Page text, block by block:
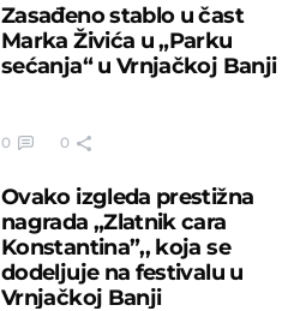
Zasađeno stablo u čast
Marka Živića u „Parku
sećanja“ u Vrnjačkoj Banji
0 0
Ovako izgleda prestižna
nagrada „Zlatnik cara
Konstantina”,, koja se
dodeljuje na festivalu u
Vrnjačkoj Banji